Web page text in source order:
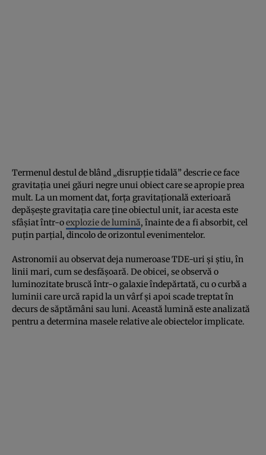
Termenul destul de blând „disrupție tidală” descrie ce face
gravitația unei găuri negre unui obiect care se apropie prea
mult. La un moment dat, forța gravitațională exterioară
depășește gravitația care ține obiectul unit, iar acesta este
sfâșiat într-oexplozie de lumină, înainte de a fi absorbit, cel
puțin parțial, dincolo de orizontul evenimentelor.
Astronomii au observat deja numeroase TDE-uri și știu, în
linii mari, cum se desfășoară. De obicei, se observă o
luminozitate bruscă într-o galaxie îndepărtată, cu o curbă a
luminii care urcă rapid la un vârf și apoi scade treptat în
decurs de săptămâni sau luni. Această lumină este analizată
pentru a determina masele relative ale obiectelor implicate.